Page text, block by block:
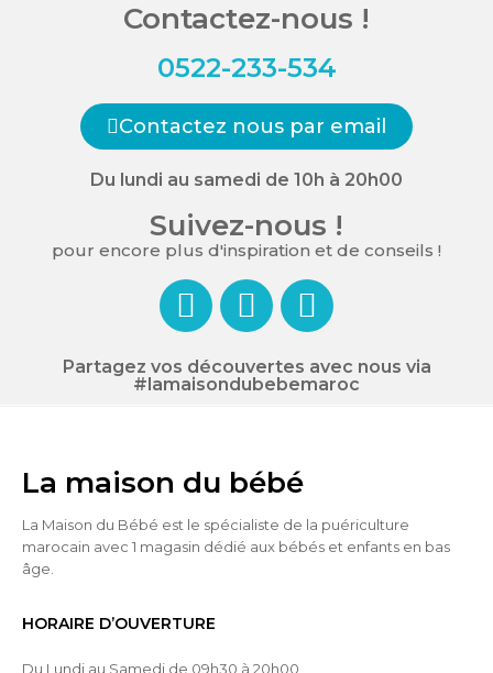
Contactez-nous !
0522-233-534
Contactez nous par email
Du lundi au samedi de 10h à 20h00
Suivez-nous !
pour encore plus d'inspiration et de conseils !
Partagez vos découvertes avec nous via
#lamaisondubebemaroc
La maison du bébé
La Maison du Bébé est le spécialiste de la puériculture
marocain avec 1 magasin dédié aux bébés et enfants en bas
âge.
HORAIRE D’OUVERTURE
Du Lundi au Samedi de 09h30 à 20h00